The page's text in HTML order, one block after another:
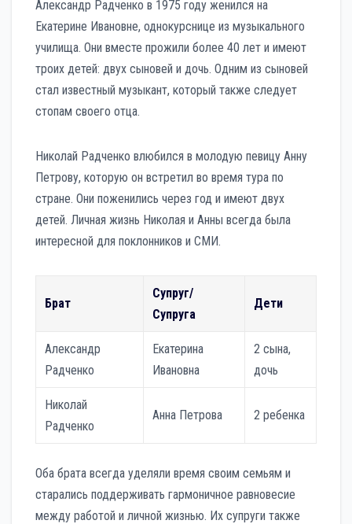
Александр Радченко в 1975 году женился на
Екатерине Ивановне, однокурснице из музыкального
училища. Они вместе прожили более 40 лет и имеют
троих детей: двух сыновей и дочь. Одним из сыновей
стал известный музыкант, который также следует
стопам своего отца.
Николай Радченко влюбился в молодую певицу Анну
Петрову, которую он встретил во время тура по
стране. Они поженились через год и имеют двух
детей. Личная жизнь Николая и Анны всегда была
интересной для поклонников и СМИ.
Брат
Супруг/
Супруга
Дети
Александр
Радченко
Екатерина
Ивановна
2 сына,
дочь
Николай
Радченко
Анна Петрова 2 ребенка
Оба брата всегда уделяли время своим семьям и
старались поддерживать гармоничное равновесие
между работой и личной жизнью. Их супруги также